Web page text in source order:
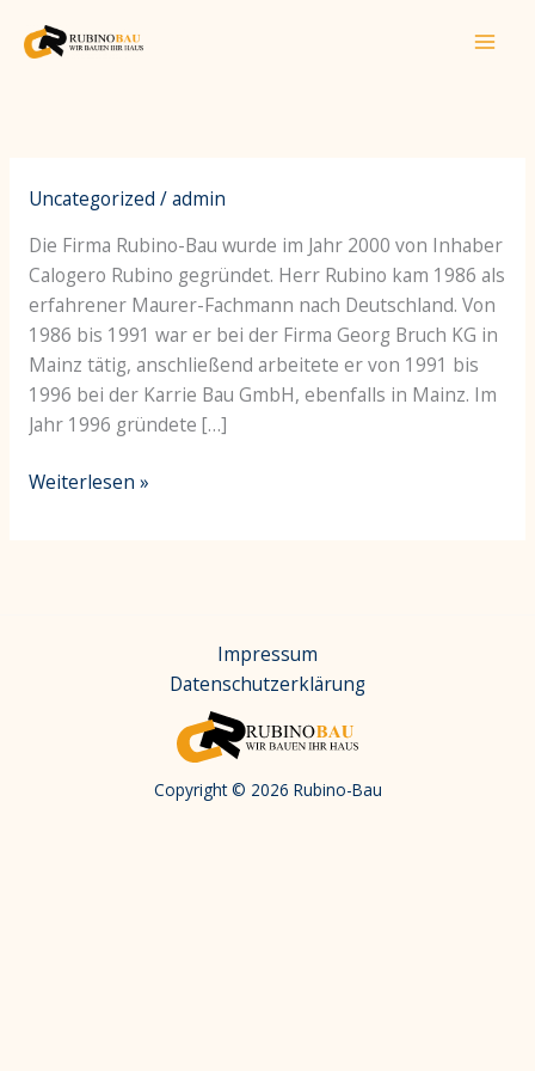
Inhalt
Uncategorized /admin
Die Firma Rubino-Bau wurde im Jahr 2000 von Inhaber
Calogero Rubino gegründet. Herr Rubino kam 1986 als
erfahrener Maurer-Fachmann nach Deutschland. Von
1986 bis 1991 war er bei der Firma Georg Bruch KG in
Mainz tätig, anschließend arbeitete er von 1991 bis
1996 bei der Karrie Bau GmbH, ebenfalls in Mainz. Im
Jahr 1996 gründete […]
Über
Weiterlesen »
Impressum
Datenschutzerklärung
Copyright © 2026 Rubino-Bau